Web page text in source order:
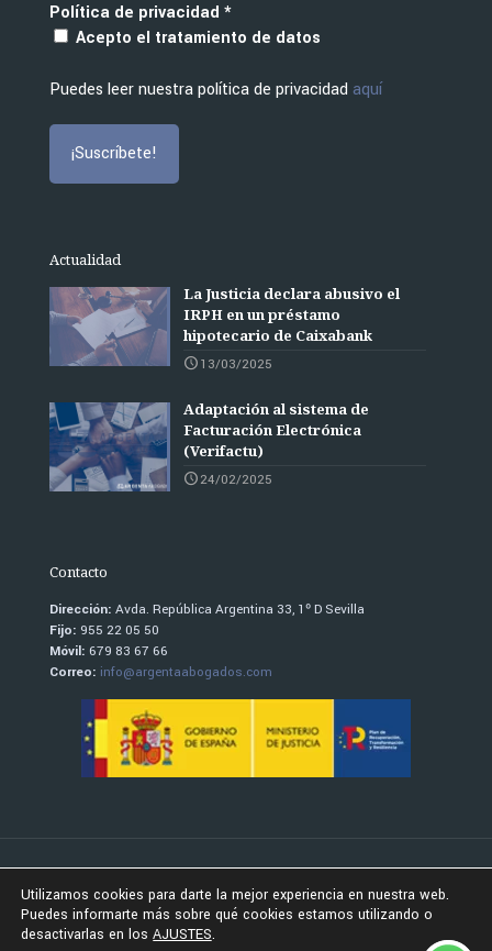
Política de privacidad *
Acepto el tratamiento de datos
Puedes leer nuestra política de privacidad aquí
Actualidad
La Justicia declara abusivo el
IRPH en un préstamo
hipotecario de Caixabank
13/03/2025
Adaptación al sistema de
Facturación Electrónica
(Verifactu)
24/02/2025
Contacto
Dirección: Avda. República Argentina 33, 1º D Sevilla
Fijo: 955 22 05 50
Móvil: 679 83 67 66
Correo: info@argentaabogados.com
de confidencialidad -Aviso legal
Utilizamos cookies para darte la mejor experiencia en nuestra web.
Puedes informarte más sobre qué cookies estamos utilizando o
desactivarlas en los AJUSTES.